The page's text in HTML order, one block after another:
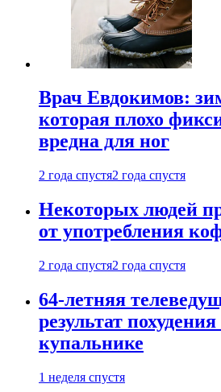
Врач Евдокимов:
которая плохо
вредна для ног
2 года спустя2 года спустя
Некоторых людей
от употребления
2 года спустя2 года спустя
64-летняя
результат
купальнике
1 неделя спустя